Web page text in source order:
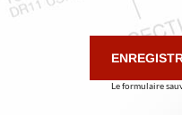
Le formulaire